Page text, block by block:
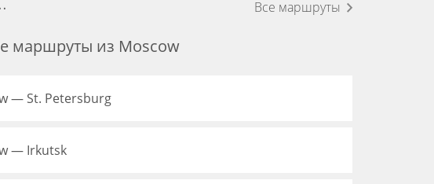
Все маршруты
маршруты из Moscow
— St. Petersburg
— Irkutsk